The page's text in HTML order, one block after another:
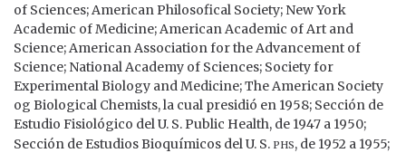
of Sciences; American Philosofical Society; New York
Academic of Medicine; American Academic of Art and
Science; American Association for the Advancement of
Science; National Academy of Sciences; Society for
Experimental Biology and Medicine; The American Society
og Biological Chemists, la cual presidió en 1958; Sección de
Estudio Fisiológico del U. S. Public Health, de 1947 a 1950;
Sección de Estudios Bioquímicos del U. S. phs, de 1952 a 1955;